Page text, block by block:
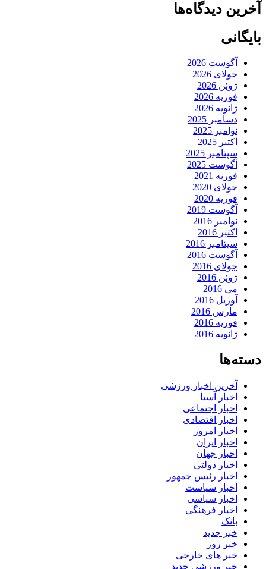
دیدگاه‌ها
آگوست 2026
جولای 2026
ژوئن 2026
فوریه 2026
ژانویه 2026
دسامبر 2025
نوامبر 2025
اکتبر 2025
سپتامبر 2025
آگوست 2025
فوریه 2021
جولای 2020
فوریه 2020
آگوست 2019
نوامبر 2016
اکتبر 2016
سپتامبر 2016
آگوست 2016
جولای 2016
ژوئن 2016
می 2016
آوریل 2016
مارس 2016
فوریه 2016
ژانویه 2016
آخرین اخبار ورزشی
اخبار آسیا
اخبار اجتماعی
اخبار اقتصادی
اخبار امروز
اخبار ایران
اخبار جهان
اخبار دولتی
اخبار رئیس جمهور
اخبار سیاست
اخبار سیاسی
اخبار فرهنگی
بانک
خبر جدید
خبر روز
خبر های خارجی
خبر ورزشی جدید